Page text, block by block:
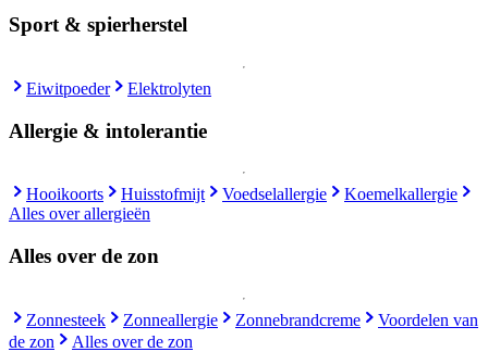
Sport & spierherstel
Eiwitpoeder Elektrolyten
Allergie & intolerantie
Hooikoorts Huisstofmijt Voedselallergie
Koemelkallergie
Alles over allergieën
Alles over de zon
Zonnesteek Zonneallergie Zonnebrandcreme
Voordelen van
de zon
Alles over de zon